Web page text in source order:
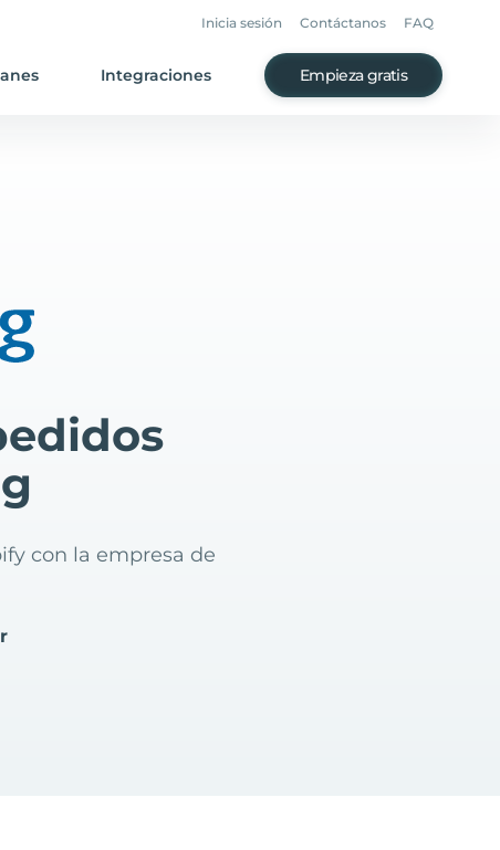
Inicia sesión Contáctanos FAQ
Integraciones Empieza gratis
con la empresa de